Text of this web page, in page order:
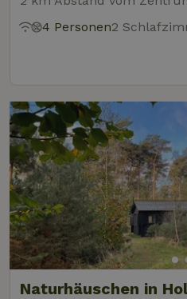
4 Personen2
Naturhäuschen in